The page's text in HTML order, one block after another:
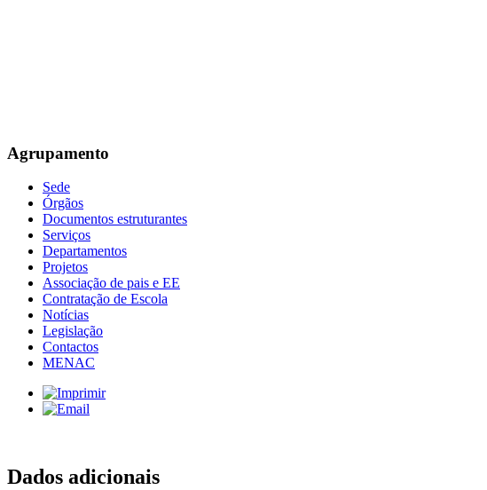
Agrupamento
Sede
Órgãos
Documentos estruturantes
Serviços
Departamentos
Projetos
Associação de pais e EE
Contratação de Escola
Notícias
Legislação
Contactos
MENAC
Dados adicionais